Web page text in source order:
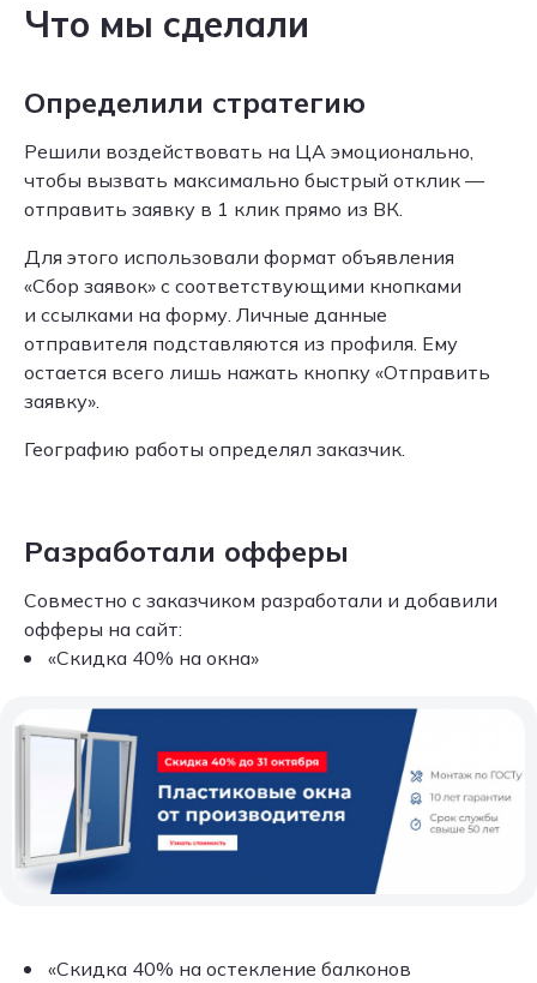
Что мы сделали
Определили стратегию
Решили воздействовать на ЦА эмоционально,
чтобы вызвать максимально быстрый отклик —
отправить заявку в 1 клик прямо из ВК.
Для этого использовали формат объявления
«Сбор заявок» с соответствующими кнопками
и ссылками на форму. Личные данные
отправителя подставляются из профиля. Ему
остается всего лишь нажать кнопку «Отправить
заявку».
Географию работы определял заказчик.
Разработали офферы
Совместно с заказчиком разработали и добавили
офферы на сайт:
«Скидка 40% на окна»
«Скидка 40% на остекление балконов